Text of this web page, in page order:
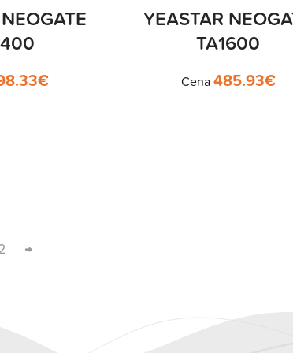
€
YEASTAR
TA1600
Cena485.93€
→